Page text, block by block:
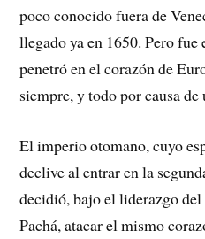
poco conocido fuera de
llegado ya en 1650. Pero fue
penetró en el corazón de
siempre, y todo por causa
El imperio otomano, cuyo
declive al entrar en la
decidió, bajo el liderazgo
Pachá, atacar el mismo